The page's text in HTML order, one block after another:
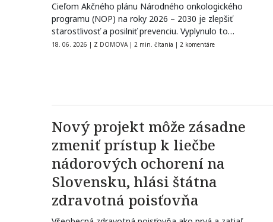
Cieľom Akčného plánu Národného onkologického
programu (NOP) na roky 2026 – 2030 je zlepšiť
starostlivosť a posilniť prevenciu. Vyplynulo to…
18. 06. 2026 | Z DOMOVA | 2 min. čítania | 2 komentáre
Nový projekt môže zásadne
zmeniť prístup k liečbe
nádorových ochorení na
Slovensku, hlási štátna
zdravotná poisťovňa